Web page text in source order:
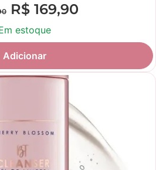
R$169,90
estoque
Adicionar